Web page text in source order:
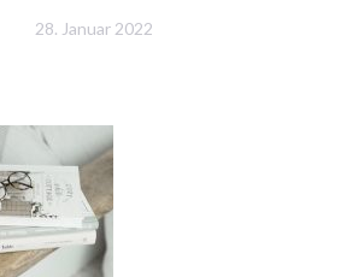
28. Januar 2022